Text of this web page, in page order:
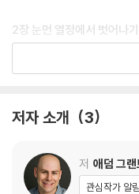
2장 눈먼 열정에서 벗어나
창의성이라는 외줄 타기 |
상의 포로와 편협한 선호
3장 위험을 무릅쓰다: 진언(
을 느낀다 | 몸이 떠나기에
자로서 목소리 내기 | 가지
저자 소개 3
저 애덤 그랜
관심작가 알